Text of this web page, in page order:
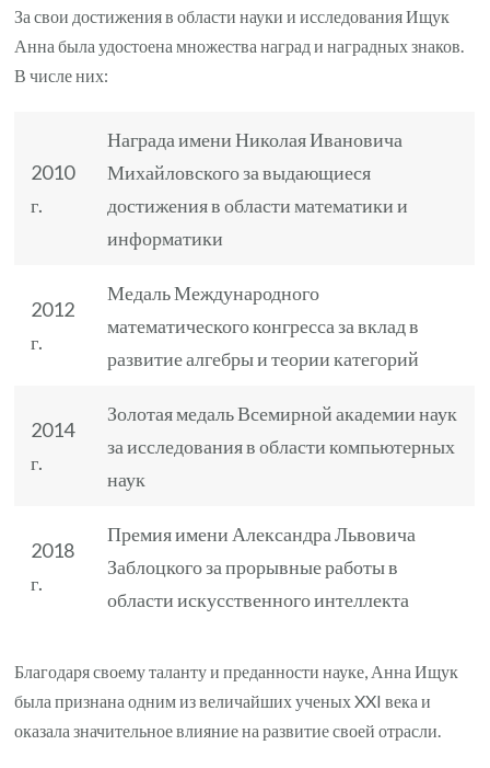
За свои достижения в области науки и исследования Ищук
Анна была удостоена множества наград и наградных знаков.
В числе них:
2010
г.
Награда имени Николая Ивановича
Михайловского за выдающиеся
достижения в области математики и
информатики
2012
г.
Медаль Международного
математического конгресса за вклад в
развитие алгебры и теории категорий
2014
г.
Золотая медаль Всемирной академии наук
за исследования в области компьютерных
наук
2018
г.
Премия имени Александра Львовича
Заблоцкого за прорывные работы в
области искусственного интеллекта
Благодаря своему таланту и преданности науке, Анна Ищук
была признана одним из величайших ученых XXI века и
оказала значительное влияние на развитие своей отрасли.